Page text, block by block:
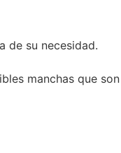
de su necesidad.
manchas que